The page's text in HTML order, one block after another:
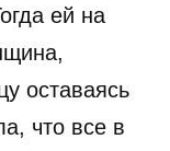
ей на
оставаясь
что все в